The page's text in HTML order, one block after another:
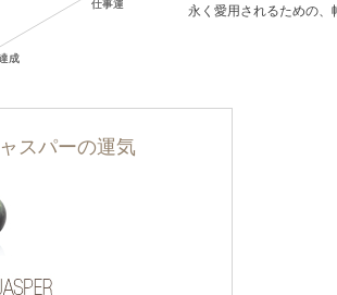
永く愛用されるための、
スパーの運気